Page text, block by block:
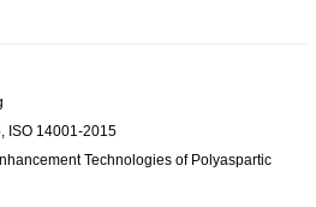
ISO 14001-2015
Technologies of Polyaspartic